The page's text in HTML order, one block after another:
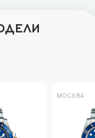
МОСКВА